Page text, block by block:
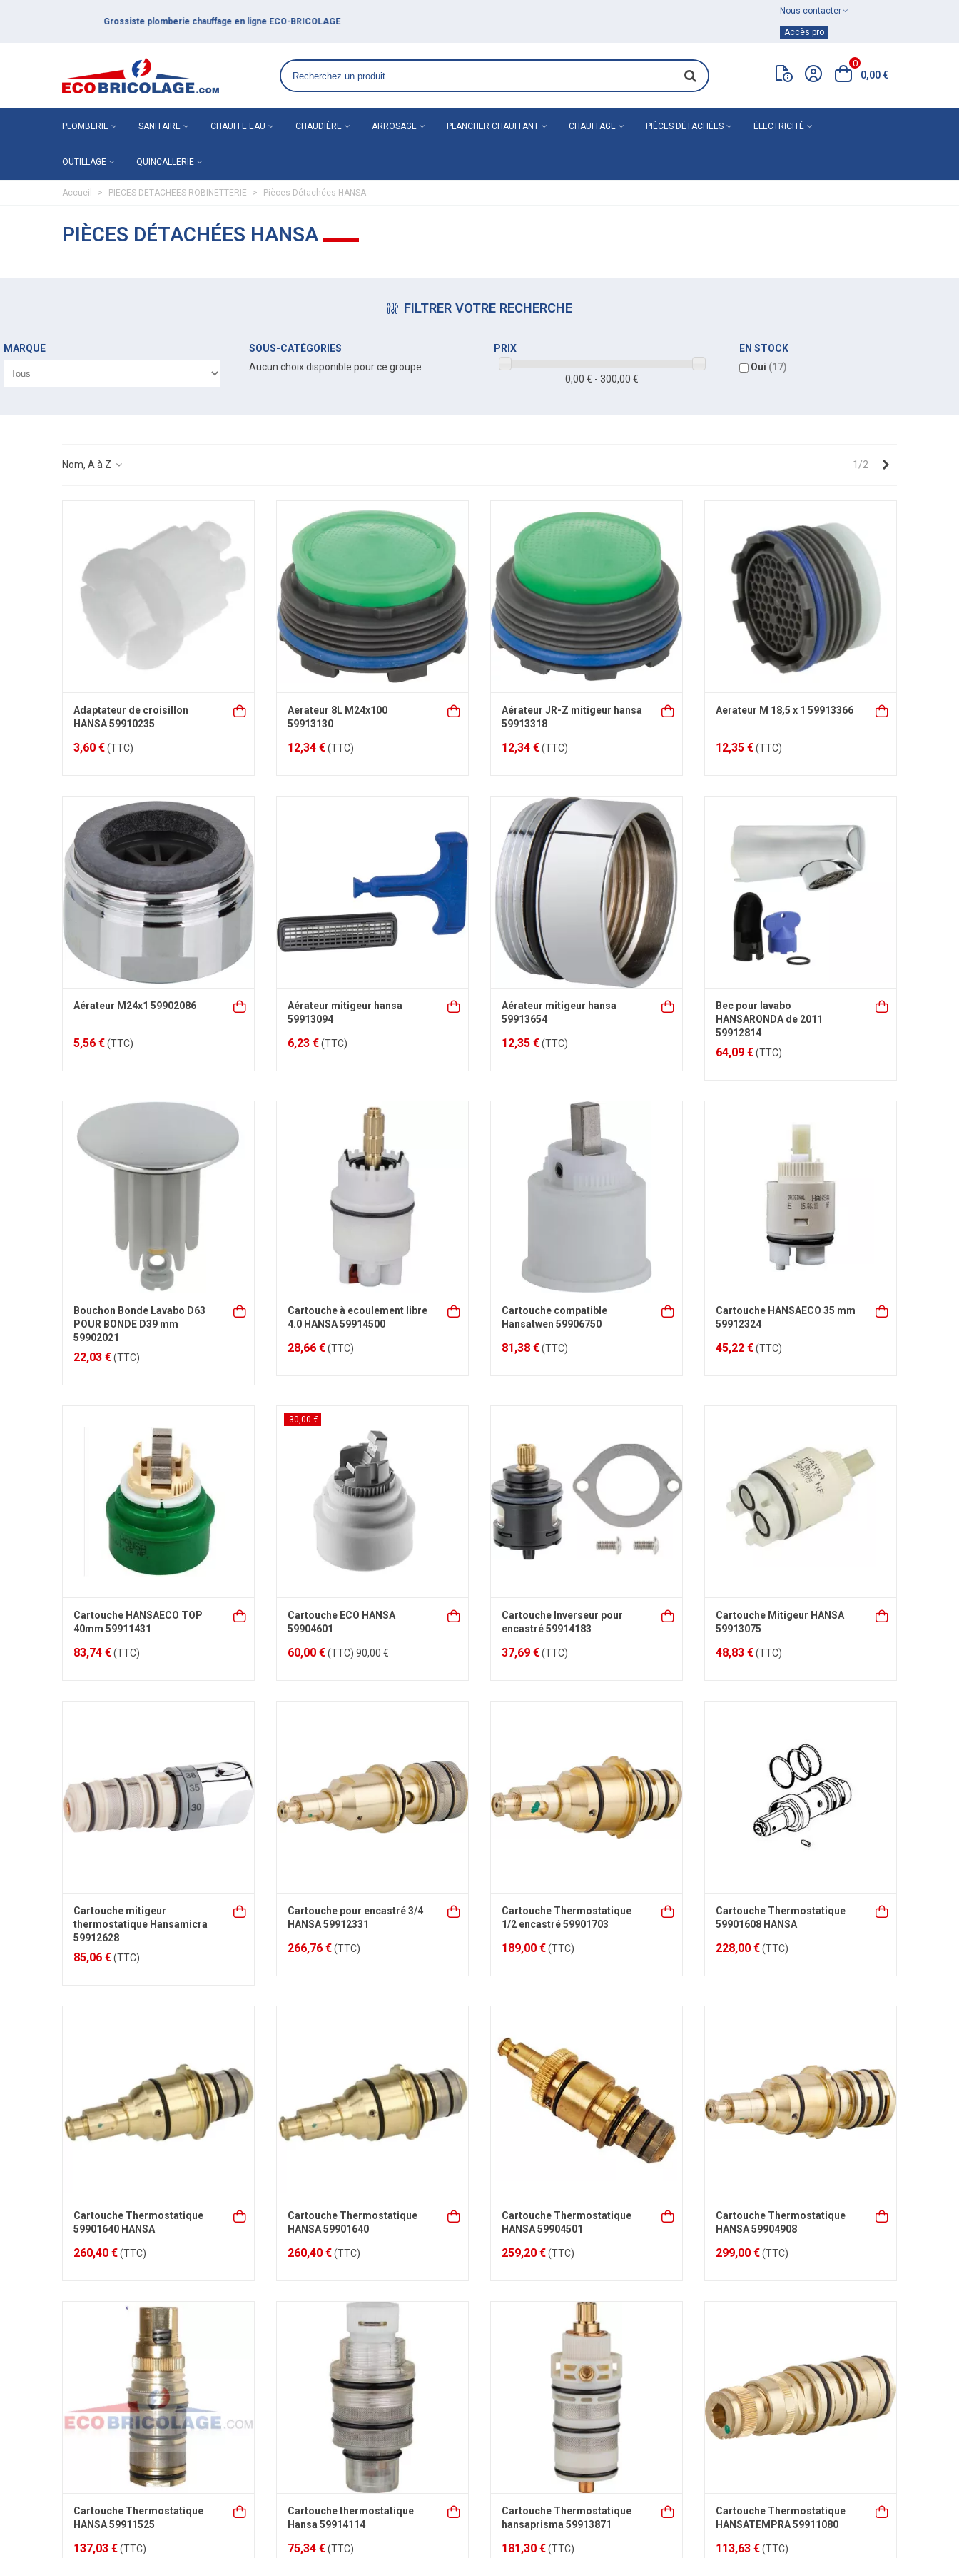
Grossiste plomberie chauffage en ligne ECO-BRICOLAGE
Nous contacter
Accès pro
0
0,00 €
PLOMBERIE SANITAIRE CHAUFFE EAU CHAUDIÈRE ARROSAGE PLANCHER CHAUFFANT CHAUFFAGE PIÈCES DÉTACHÉES ÉLECTRICITÉ
OUTILLAGE QUINCALLERIE
Accueil > PIECES DETACHEES ROBINETTERIE > Pièces Détachées HANSA
PIÈCES DÉTACHÉES HANSA
FILTRER VOTRE RECHERCHE
MARQUE
SOUS-CATÉGORIES
Aucun choix disponible pour ce groupe
PRIX
0,00 € - 300,00 €
EN STOCK
Oui (17)
Nom, A à Z 1/2
Adaptateur de croisillon
HANSA 59910235
3,60 €(TTC)
Aerateur 8L M24x100
59913130
12,34 €(TTC)
Aérateur JR-Z mitigeur hansa
59913318
12,34 €(TTC)
Aerateur M 18,5 x 1 59913366
12,35 €(TTC)
Aérateur M24x1 59902086
5,56 €(TTC)
Aérateur mitigeur hansa
59913094
6,23 €(TTC)
Aérateur mitigeur hansa
59913654
12,35 €(TTC)
Bec pour lavabo
HANSARONDA de 2011
59912814
64,09 €(TTC)
Bouchon Bonde Lavabo D63
POUR BONDE D39 mm
59902021
22,03 €(TTC)
Cartouche à ecoulement libre
4.0 HANSA 59914500
28,66 €(TTC)
Cartouche compatible
Hansatwen 59906750
81,38 €(TTC)
Cartouche HANSAECO 35 mm
59912324
45,22 €(TTC)
Cartouche HANSAECO TOP
40mm 59911431
83,74 €(TTC)
-30,00 €
Cartouche ECO HANSA
59904601
60,00 €(TTC) 90,00 €
Cartouche Inverseur pour
encastré 59914183
37,69 €(TTC)
Cartouche Mitigeur HANSA
59913075
48,83 €(TTC)
Cartouche mitigeur
thermostatique Hansamicra
59912628
85,06 €(TTC)
Cartouche pour encastré 3/4
HANSA 59912331
266,76 €(TTC)
Cartouche Thermostatique
1/2 encastré 59901703
189,00 €(TTC)
Cartouche Thermostatique
59901608 HANSA
228,00 €(TTC)
Cartouche Thermostatique
59901640 HANSA
260,40 €(TTC)
Cartouche Thermostatique
HANSA 59901640
260,40 €(TTC)
Cartouche Thermostatique
HANSA 59904501
259,20 €(TTC)
Cartouche Thermostatique
HANSA 59904908
299,00 €(TTC)
Cartouche Thermostatique
HANSA 59911525
137,03 €(TTC)
Cartouche thermostatique
Hansa 59914114
75,34 €(TTC)
Cartouche Thermostatique
hansaprisma 59913871
181,30 €(TTC)
Cartouche Thermostatique
HANSATEMPRA 59911080
113,63 €(TTC)